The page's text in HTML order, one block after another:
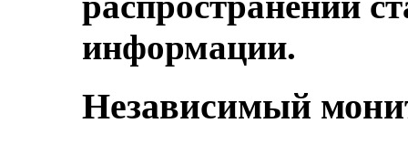
информации.
Независимый